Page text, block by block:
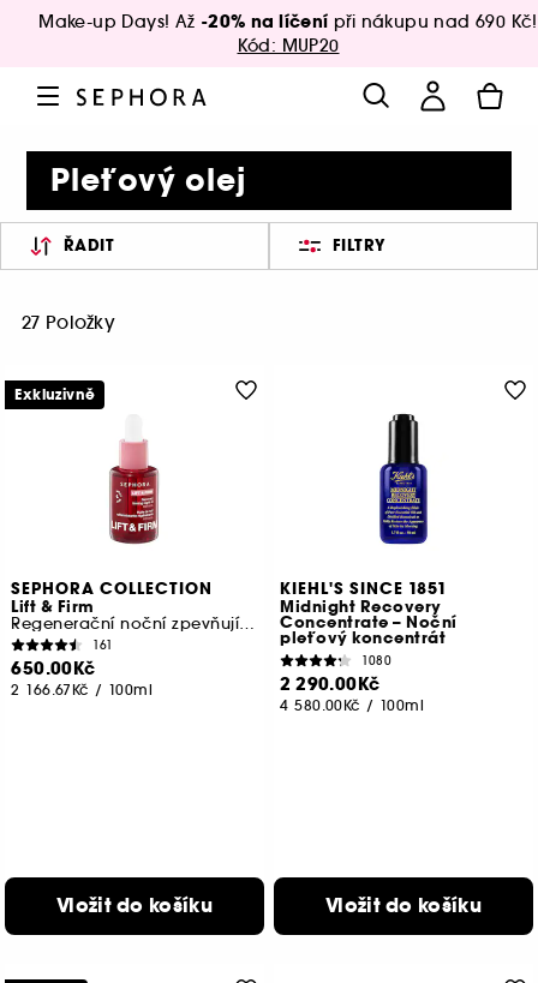
Make-up Days! Až -20% na líčení při nákupu nad 690 Kč!
Kód: MUP20
Pleťový olej
ŘADIT FILTRY
27 Položky
SEPHORA COLLECTION
Lift & Firm
Regenerační noční zpevňující olej
161
650.00Kč
2 166.67Kč / 100ml
Vložit do košíku
Exkluzivně
KIEHL'S SINCE 1851
Midnight Recovery
Concentrate – Noční
pleťový koncentrát
1080
2 290.00Kč
4 580.00Kč / 100ml
Vložit do košíku